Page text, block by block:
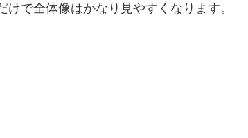
で全体像はかなり見やすくなります。